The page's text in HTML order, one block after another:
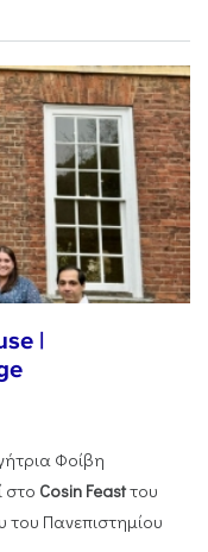
|
Φοίβη
στο Cosin Feastτου
του Πανεπιστημίου